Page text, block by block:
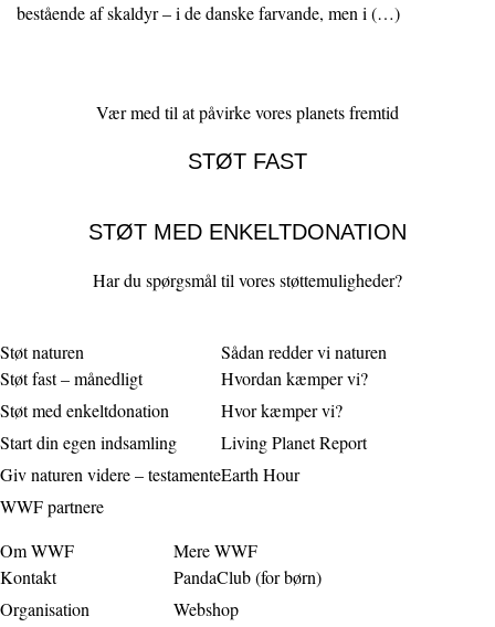
bestående af skaldyr – i de danske farvande, men i (…)
Vær med til at påvirke vores planets fremtid
STØT FAST
STØT MED ENKELTDONATION
Har du spørgsmål til vores støttemuligheder?
Støt naturen
Støt fast – månedligt
Støt med enkeltdonation
Start din egen indsamling
Giv naturen videre – testamente
WWF partnere
Sådan redder vi naturen
Hvordan kæmper vi?
Hvor kæmper vi?
Living Planet Report
Earth Hour
Om WWF
Kontakt
Organisation
Mere WWF
PandaClub (for børn)
Webshop